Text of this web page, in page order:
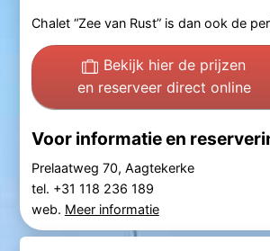
Chalet “Zee van Rust” is dan ook de
Bekijk hier de prijzen
en reserveer direct online
Voor informatie en
Prelaatweg 70, Aagtekerke
tel. +31 118 236 189
web. Meer informatie